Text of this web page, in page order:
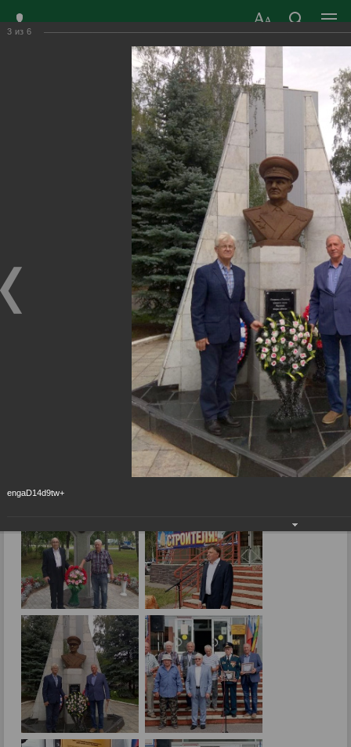
ЗАТО ГОРОД
ВЛАДИМИРСКОЙ
ОФИЦИАЛЬНЫЙ САЙТ
ОРГАНОВ МЕСТНОГО
САМОУПРАВЛЕНИЯ
г. Радужный, 1 квартал, д.55
Адрес здания администрации
radugn@avo.ru
Электронная почта
Главная Фотогалерея › Новости
›
Строитель – ты самый нужный на земле человек!
Строитель – ты самый нужный на земле
Строитель – ты самый нужный на земле
3 из 6
engaD14d9tw+